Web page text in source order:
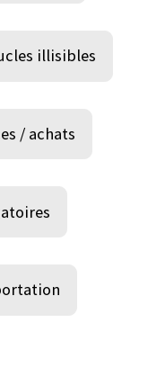
illisibles
/ achats